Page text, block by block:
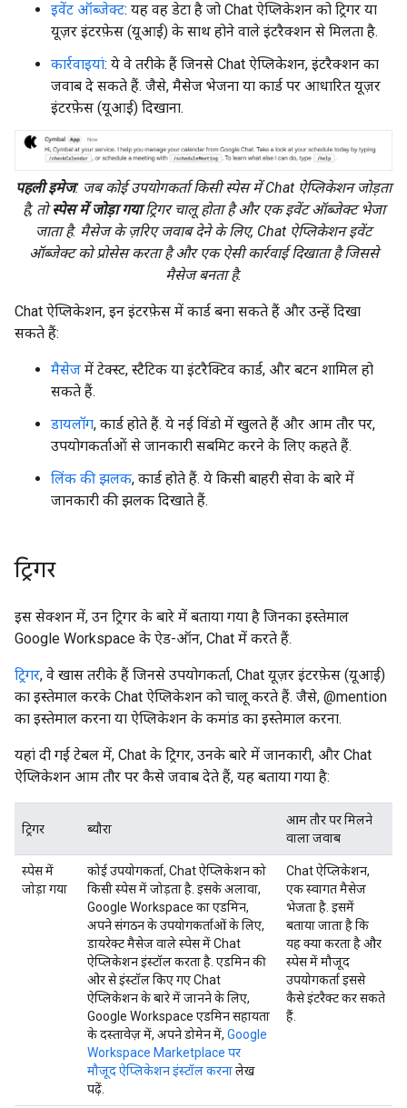
इवेंट ऑब्जेक्ट: यह वह डेटा है जो Chat ऐप्लिकेशन को ट्रिगर या
यूज़र इंटरफ़ेस (यूआई) के साथ होने वाले इंटरैक्शन से मिलता है.
कार्रवाइयां: ये वे तरीके हैं जिनसे Chat ऐप्लिकेशन, इंटरैक्शन का
जवाब दे सकते हैं. जैसे, मैसेज भेजना या कार्ड पर आधारित यूज़र
इंटरफ़ेस (यूआई) दिखाना.
पहली इमेज: जब कोई उपयोगकर्ता किसी स्पेस में Chat ऐप्लिकेशन जोड़ता
है, तोस्पेस में जोड़ा गयाट्रिगर चालू होता है और एक इवेंट ऑब्जेक्ट भेजा
जाता है. मैसेज के ज़रिए जवाब देने के लिए, Chat ऐप्लिकेशन इवेंट
ऑब्जेक्ट को प्रोसेस करता है और एक ऐसी कार्रवाई दिखाता है जिससे
मैसेज बनता है.
Chat ऐप्लिकेशन, इन इंटरफ़ेस में कार्ड बना सकते हैं और उन्हें दिखा
सकते हैं:
मैसेज में टेक्स्ट, स्टैटिक या इंटरैक्टिव कार्ड, और बटन शामिल हो
सकते हैं.
डायलॉग, कार्ड होते हैं. ये नई विंडो में खुलते हैं और आम तौर पर,
उपयोगकर्ताओं से जानकारी सबमिट करने के लिए कहते हैं.
लिंक की झलक, कार्ड होते हैं. ये किसी बाहरी सेवा के बारे में
जानकारी की झलक दिखाते हैं.
ट्रिगर
इस सेक्शन में, उन ट्रिगर के बारे में बताया गया है जिनका इस्तेमाल
Google Workspace के ऐड-ऑन, Chat में करते हैं.
ट्रिगर, वे खास तरीके हैं जिनसे उपयोगकर्ता, Chat यूज़र इंटरफ़ेस (यूआई)
का इस्तेमाल करके Chat ऐप्लिकेशन को चालू करते हैं. जैसे, @mention
का इस्तेमाल करना या ऐप्लिकेशन के कमांड का इस्तेमाल करना.
यहां दी गई टेबल में, Chat के ट्रिगर, उनके बारे में जानकारी, और Chat
ऐप्लिकेशन आम तौर पर कैसे जवाब देते हैं, यह बताया गया है:
ट्रिगर ब्यौरा
आम तौर पर मिलने
वाला जवाब
स्पेस में
जोड़ा गया
कोई उपयोगकर्ता, Chat ऐप्लिकेशन को
किसी स्पेस में जोड़ता है. इसके अलावा,
Google Workspace का एडमिन,
अपने संगठन के उपयोगकर्ताओं के लिए,
डायरेक्ट मैसेज वाले स्पेस में Chat
ऐप्लिकेशन इंस्टॉल करता है. एडमिन की
ओर से इंस्टॉल किए गए Chat
ऐप्लिकेशन के बारे में जानने के लिए,
Google Workspace एडमिन सहायता
के दस्तावेज़ में, अपने डोमेन में, Google
Workspace Marketplace पर
मौजूद ऐप्लिकेशन इंस्टॉल करनालेख
पढ़ें.
Chat ऐप्लिकेशन,
एक स्वागत मैसेज
भेजता है. इसमें
बताया जाता है कि
यह क्या करता है और
स्पेस में मौजूद
उपयोगकर्ता इससे
कैसे इंटरैक्ट कर सकते
हैं.